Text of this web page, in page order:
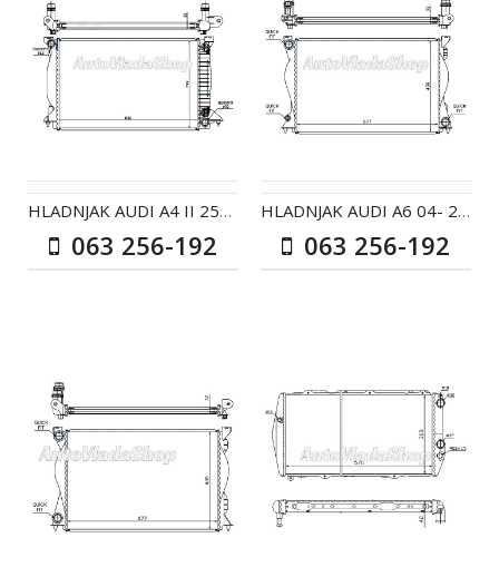
HLADNJAK AUDI A4 II 25TDI AC+/- AUT
063 256-192
HLADNJAK AUDI A6 04- 20-24-28-30-32 AC+/-
063 256-192